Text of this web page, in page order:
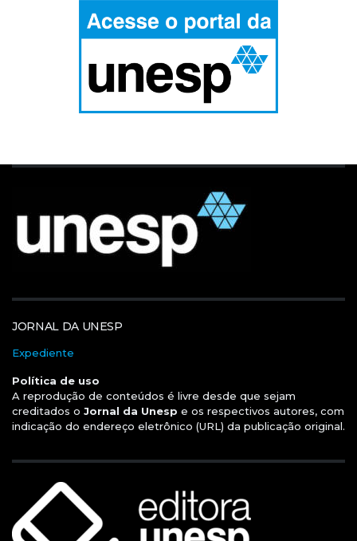
JORNAL DA UNESP
Expediente
Política de uso
A reprodução de conteúdos é livre desde que sejam
creditados o Jornal da Unesp e os respectivos autores, com
indicação do endereço eletrônico (URL) da publicação original.